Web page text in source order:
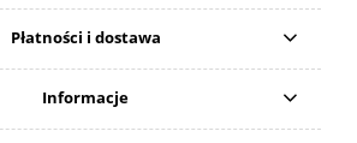
Płatności i dostawa
Informacje